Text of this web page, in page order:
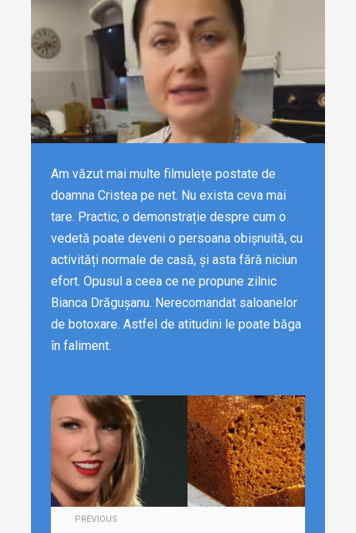
Am văzut mai multe filmulețe postate de
doamna Cristea pe net. Nu exista ceva mai
tare. Practic, o demonstrație despre cum o
vedetă poate deveni o persoana obișnuită, cu
activități normale de casă, și asta fără niciun
efort. Opusul a ceea ce ne propune zilnic
Bianca Drăgușanu. Nerecomandat saloanelor
de botoxare. Astfel de atitudini le poate băga
în faliment.
PREVIOUS